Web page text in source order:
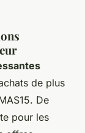
de plus
De
pour les